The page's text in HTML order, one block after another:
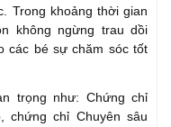
Trong khoảng thời gian
không ngừng trau dồi
các bé sự chăm sóc tốt
trọng như: Chứng chỉ
chứng chỉ Chuyên sâu